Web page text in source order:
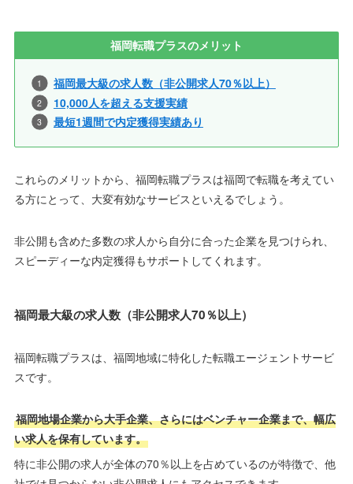
福岡転職プラスのメリット
福岡最大級の求人数（非公開求人70％以上）
10,000人を超える支援実績
最短1週間で内定獲得実績あり
これらのメリットから、福岡転職プラスは福岡で転職を考えてい
る方にとって、大変有効なサービスといえるでしょう。
非公開も含めた多数の求人から自分に合った企業を見つけられ、
スピーディーな内定獲得もサポートしてくれます。
福岡最大級の求人数（非公開求人70％以上）
福岡転職プラスは、福岡地域に特化した転職エージェントサービ
スです。
福岡地場企業から大手企業、さらにはベンチャー企業まで、幅広
い求人を保有しています。
特に非公開の求人が全体の70％以上を占めているのが特徴で、他